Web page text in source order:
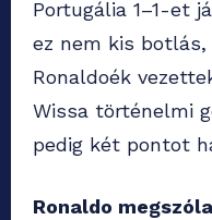
Portugália 1–1-et
ez nem kis
Ronaldoék
Wissa történelmi
pedig két pontot
Ronaldo